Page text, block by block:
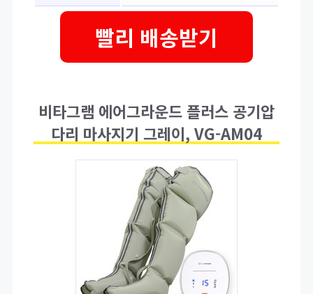
빨리 배송받기
비타그램 에어그라운드 플러스 공기압
다리 마사지기 그레이, VG-AM04